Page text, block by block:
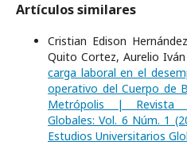
Artículos similares
Cristian Edison
Quito Cortez, Aurelio
carga laboral en el
operativo del Cuerpo de
Metrópolis | Revista
Globales: Vol. 6 Núm. 1
Estudios Universitarios